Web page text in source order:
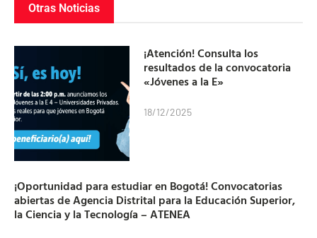
Otras Noticias
¡Atención! Consulta los
resultados de la convocatoria
«Jóvenes a la E»
18/12/2025
¡Oportunidad para estudiar en Bogotá! Convocatorias
abiertas de Agencia Distrital para la Educación Superior,
la Ciencia y la Tecnología – ATENEA